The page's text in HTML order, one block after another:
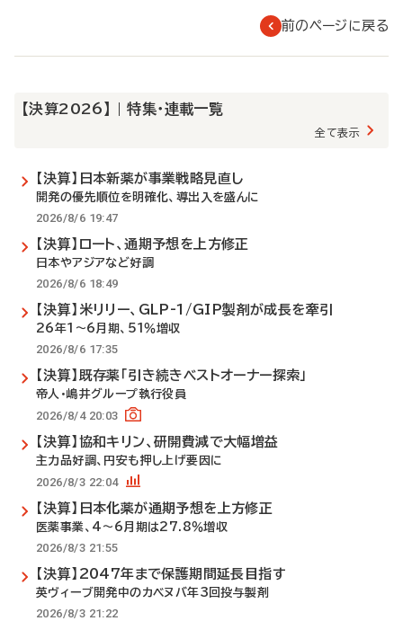
前のページに戻る
【決算2026】 | 特集・連載一覧
全て表示
【決算】日本新薬が事業戦略見直し
開発の優先順位を明確化、導出入を盛んに
2026/8/6 19:47
【決算】ロート、通期予想を上方修正
日本やアジアなど好調
2026/8/6 18:49
【決算】米リリー、GLP-1/GIP製剤が成長を牽引
26年1～6月期、51％増収
2026/8/6 17:35
【決算】既存薬「引き続きベストオーナー探索」
帝人・嶋井グループ執行役員
2026/8/4 20:03
【決算】協和キリン、研開費減で大幅増益
主力品好調、円安も押し上げ要因に
2026/8/3 22:04
【決算】日本化薬が通期予想を上方修正
医薬事業、4～6月期は27.8％増収
2026/8/3 21:55
【決算】2047年まで保護期間延長目指す
英ヴィーブ開発中のカベヌバ年3回投与製剤
2026/8/3 21:22